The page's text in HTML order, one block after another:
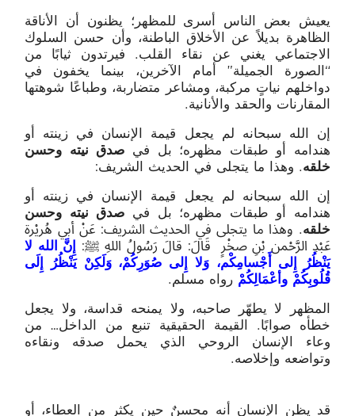
يعيش بعض الناس أسرى للمظهر؛ يظنون أن الأناقة
الظاهرة بديلاً عن الأخلاق الباطنة، وأن حسن السلوك
الاجتماعي يغني عن نقاء القلب. فيرتدون ثيابًا من
“الصورة الجميلة” أمام الآخرين، بينما يخفون في
دواخلهم نياتٍ مركبة، ومشاعر متضاربة، وطباعًا شوهتها
المقارنات والحقد والأنانية.
إن الله سبحانه لم يجعل قيمة الإنسان في زينته أو
هندامه أو طبقات مظهره؛ بل في صدق نيته وحسن
خلقه. وهذا ما يتجلى في الحديث الشريف:
إن الله سبحانه لم يجعل قيمة الإنسان في زينته أو
هندامه أو طبقات مظهره؛ بل في صدق نيته وحسن
خلقه. وهذا ما يتجلى في الحديث الشريف: عَنْ أبي هُريْرة
عَبْدِ الرَّحْمن بْنِ صخْرٍ قَالَ: قالَ رَسُولُ اللهِ ﷺ: إِنَّ الله لا
يَنْظُرُ إِلى أَجْسامِكْم، وَلا إِلى صُوَرِكُمْ، وَلَكِنْ يَنْظُرُ إِلَى
قُلُوبِكُمْ وأعْمَالِكُمْ رواه مسلم.
المظهر لا يطهّر صاحبه، ولا يمنحه قداسة، ولا يجعل
خطأه صوابًا. القيمة الحقيقية تنبع من الداخل… من
وعاء الإنسان الروحي الذي يحمل صدقه ونقاءه
وتواضعه وإخلاصه.
قد يظن الإنسان أنه محسنٌ حين يكثر من العطاء، أو